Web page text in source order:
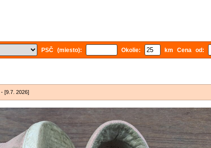
PSČ (miesto): Okolie: km Cena od:
- [9.7. 2026]